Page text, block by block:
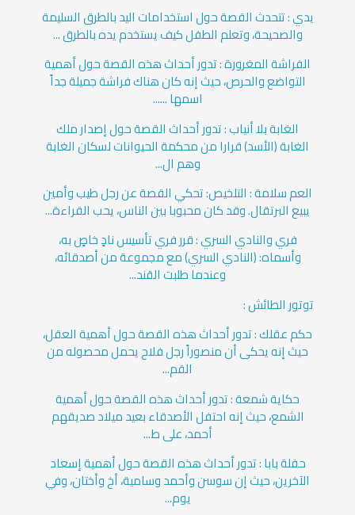
يدي : تتحدث القصة حول استخدامات اليد بالطرق السليمة
والصحيحة، وتعلم الطفل كيف يستخدم يده بالطرق ...
الفراشة المغرورة : تدور أحداث هذه القصة حول أهمية
التواضع والحرص، حيث إنه كان هناك فراشة جميلة جداً
اسمها ......
الغابة بلا أنياب : تدور أحداث القصة حول إصدار ملك
الغابة (الأسد) قرارا من محكمة الحيوانات لسكان الغابة
وهم ال...
العم سلامة : التلخيص: تحكي القصة عن رجل طيب وأمين
يبيع البرتقال. وقد كان محبوبا بين الناس، يحب القراءة...
فري والنادي السري : قرر فري تأسيس نادٍ خاصٍ به،
وأسماه: (النادي السري) مع مجموعة من أصدقائه،
وعندما طلبت القند...
توتور الطائش :
حكم عقلك : تدور أحداث هذه القصة حول أهمية العقل،
حيث إنه يحكى أن منصوراً رجل فلاح يحمل محصوله من
القم...
حكاية شمعة : تدور أحداث هذه القصة حول أهمية
الشمع، حيث إنه احتفل الأصدقاء بعيد ميلاد صديقهم
أحمد، على ط...
حفلة بابا : تدور أحداث هذه القصة حول أهمية إسعاد
الآخرين، حيث إن سوسن وأحمد وسامية، أخ وأختان، وفي
يوم...